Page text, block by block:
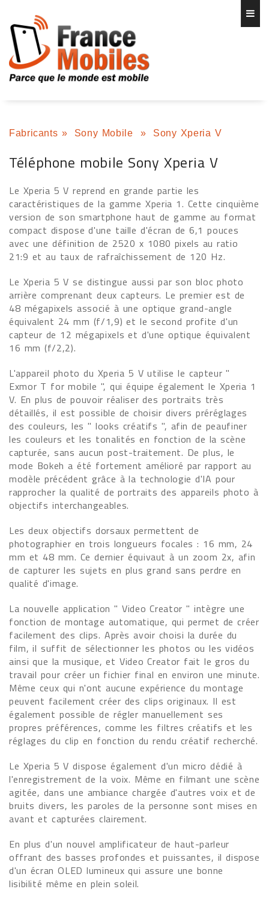
Fabricants » Sony Mobile » Sony Xperia V
Téléphone mobile Sony Xperia V
Le Xperia 5 V reprend en grande partie les
caractéristiques de la gamme Xperia 1. Cette cinquième
version de son smartphone haut de gamme au format
compact dispose d'une taille d'écran de 6,1 pouces
avec une définition de 2520 x 1080 pixels au ratio
21:9 et au taux de rafraîchissement de 120 Hz.
Le Xperia 5 V se distingue aussi par son bloc photo
arrière comprenant deux capteurs. Le premier est de
48 mégapixels associé à une optique grand-angle
équivalent 24 mm (f/1,9) et le second profite d'un
capteur de 12 mégapixels et d'une optique équivalent
16 mm (f/2,2).
L'appareil photo du Xperia 5 V utilise le capteur "
Exmor T for mobile ", qui équipe également le Xperia 1
V. En plus de pouvoir réaliser des portraits très
détaillés, il est possible de choisir divers préréglages
des couleurs, les " looks créatifs ", afin de peaufiner
les couleurs et les tonalités en fonction de la scène
capturée, sans aucun post-traitement. De plus, le
mode Bokeh a été fortement amélioré par rapport au
modèle précédent grâce à la technologie d'IA pour
rapprocher la qualité de portraits des appareils photo à
objectifs interchangeables.
Les deux objectifs dorsaux permettent de
photographier en trois longueurs focales : 16 mm, 24
mm et 48 mm. Ce dernier équivaut à un zoom 2x, afin
de capturer les sujets en plus grand sans perdre en
qualité d'image.
La nouvelle application " Video Creator " intègre une
fonction de montage automatique, qui permet de créer
facilement des clips. Après avoir choisi la durée du
film, il suffit de sélectionner les photos ou les vidéos
ainsi que la musique, et Video Creator fait le gros du
travail pour créer un fichier final en environ une minute.
Même ceux qui n'ont aucune expérience du montage
peuvent facilement créer des clips originaux. Il est
également possible de régler manuellement ses
propres préférences, comme les filtres créatifs et les
réglages du clip en fonction du rendu créatif recherché.
Le Xperia 5 V dispose également d'un micro dédié à
l'enregistrement de la voix. Même en filmant une scène
agitée, dans une ambiance chargée d'autres voix et de
bruits divers, les paroles de la personne sont mises en
avant et capturées clairement.
En plus d'un nouvel amplificateur de haut-parleur
offrant des basses profondes et puissantes, il dispose
d'un écran OLED lumineux qui assure une bonne
lisibilité même en plein soleil.